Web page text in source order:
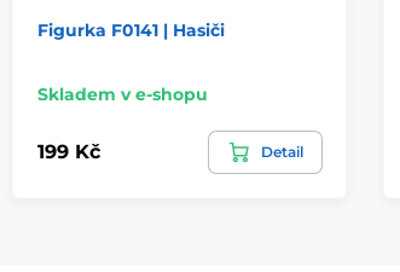
Figurka F0141 | Hasiči
Skladem v e-shopu
199 Kč Detail